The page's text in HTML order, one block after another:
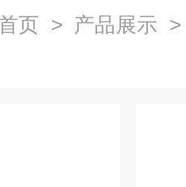
页 > 产品展示